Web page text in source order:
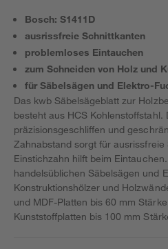
Bosch: S1411D
ausrissfreie Schnittkanten
problemloses Eintauchen
zum Schneiden von Holz und
für Säbelsägen und Elektro-
Das kwb Säbelsägeblatt zur
besteht aus HCS
präzisionsgeschliffen und
Zahnabstand sorgt für
Einstichzahn hilft beim
handelsüblichen Säbelsägen und
Konstruktionshölzer und
und MDF-Platten bis 60 mm
Kunststoffplatten bis 100 mm